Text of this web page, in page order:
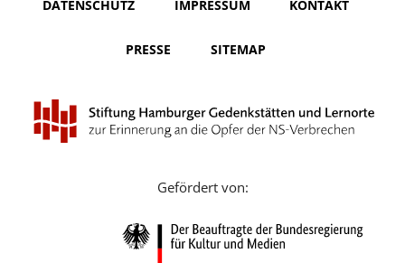
Nederlands
Português
Русский
DATENSCHUTZ IMPRESSUM KONTAKT
PRESSE SITEMAP
Gefördert von: